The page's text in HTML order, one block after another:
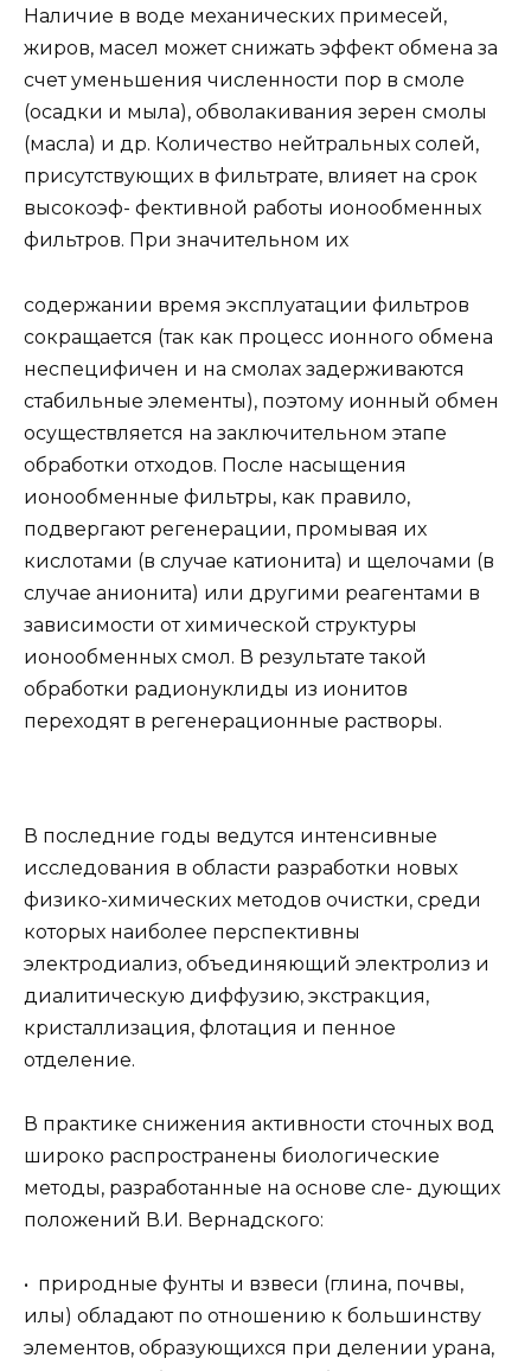
Наличие в воде механических примесей,
жиров, масел может снижать эффект обмена за
счет уменьшения численности пор в смоле
(осадки и мыла), обволакивания зерен смолы
(масла) и др. Количество нейтральных солей,
присутствующих в фильтрате, влияет на срок
высокоэф- фективной работы ионообменных
фильтров. При значительном их
содержании время эксплуатации фильтров
сокращается (так как процесс ионного обмена
неспецифичен и на смолах задерживаются
стабильные элементы), поэтому ионный обмен
осуществляется на заключительном этапе
обработки отходов. После насыщения
ионообменные фильтры, как правило,
подвергают регенерации, промывая их
кислотами (в случае катионита) и щелочами (в
случае анионита) или другими реагентами в
зависимости от химической структуры
ионообменных смол. В результате такой
обработки радионуклиды из ионитов
переходят в регенерационные растворы.
В последние годы ведутся интенсивные
исследования в области разработки новых
физико-химических методов очистки, среди
которых наиболее перспективны
электродиализ, объединяющий электролиз и
диалитическую диффузию, экстракция,
кристаллизация, флотация и пенное
отделение.
В практике снижения активности сточных вод
широко распространены биологические
методы, разработанные на основе сле- дующих
положений В.И. Вернадского:
• природные фунты и взвеси (глина, почвы,
илы) обладают по отношению к большинству
элементов, образующихся при делении урана,